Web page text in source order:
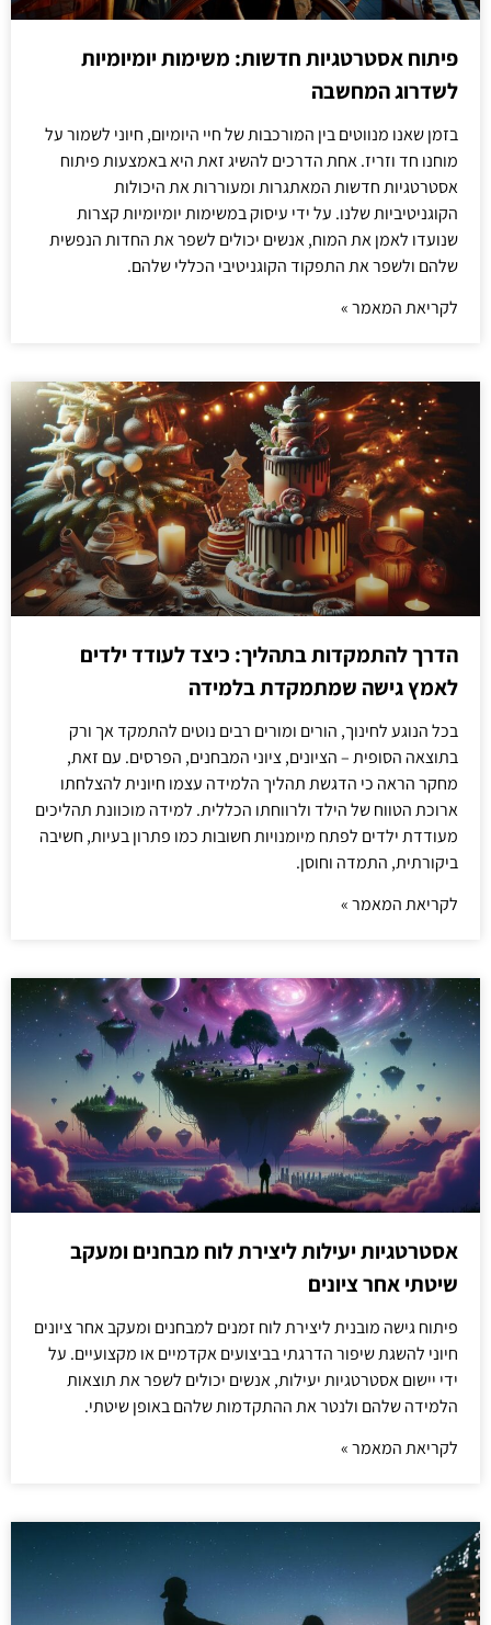
פיתוח אסטרטגיות חדשות: משימות יומיומיות
לשדרוג המחשבה
בזמן שאנו מנווטים בין המורכבות של חיי היומיום, חיוני לשמור על
מוחנו חד וזריז. אחת הדרכים להשיג זאת היא באמצעות פיתוח
אסטרטגיות חדשות המאתגרות ומעוררות את היכולות
הקוגניטיביות שלנו. על ידי עיסוק במשימות יומיומיות קצרות
שנועדו לאמן את המוח, אנשים יכולים לשפר את החדות הנפשית
שלהם ולשפר את התפקוד הקוגניטיבי הכללי שלהם.
לקריאת המאמר »
הדרך להתמקדות בתהליך: כיצד לעודד ילדים
לאמץ גישה שמתמקדת בלמידה
בכל הנוגע לחינוך, הורים ומורים רבים נוטים להתמקד אך ורק
בתוצאה הסופית – הציונים, ציוני המבחנים, הפרסים. עם זאת,
מחקר הראה כי הדגשת תהליך הלמידה עצמו חיונית להצלחתו
ארוכת הטווח של הילד ולרווחתו הכללית. למידה מוכוונת תהליכים
מעודדת ילדים לפתח מיומנויות חשובות כמו פתרון בעיות, חשיבה
ביקורתית, התמדה וחוסן.
לקריאת המאמר »
אסטרטגיות יעילות ליצירת לוח מבחנים ומעקב
שיטתי אחר ציונים
פיתוח גישה מובנית ליצירת לוח זמנים למבחנים ומעקב אחר ציונים
חיוני להשגת שיפור הדרגתי בביצועים אקדמיים או מקצועיים. על
ידי יישום אסטרטגיות יעילות, אנשים יכולים לשפר את תוצאות
הלמידה שלהם ולנטר את ההתקדמות שלהם באופן שיטתי.
לקריאת המאמר »